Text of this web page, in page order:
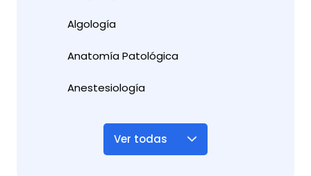
Algología
Anatomía Patológica
Anestesiología
Ver todas